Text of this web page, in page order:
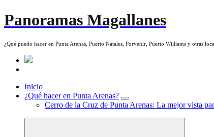
Panoramas Magallanes
¿Qué puedo hacer en Punta Arenas, Puerto Natales, Porvenir, Puerto Williams y otras
Inicio
¿Qué hacer en Punta Arenas?
Cerro de la Cruz de Punta Arenas: La mejor vista